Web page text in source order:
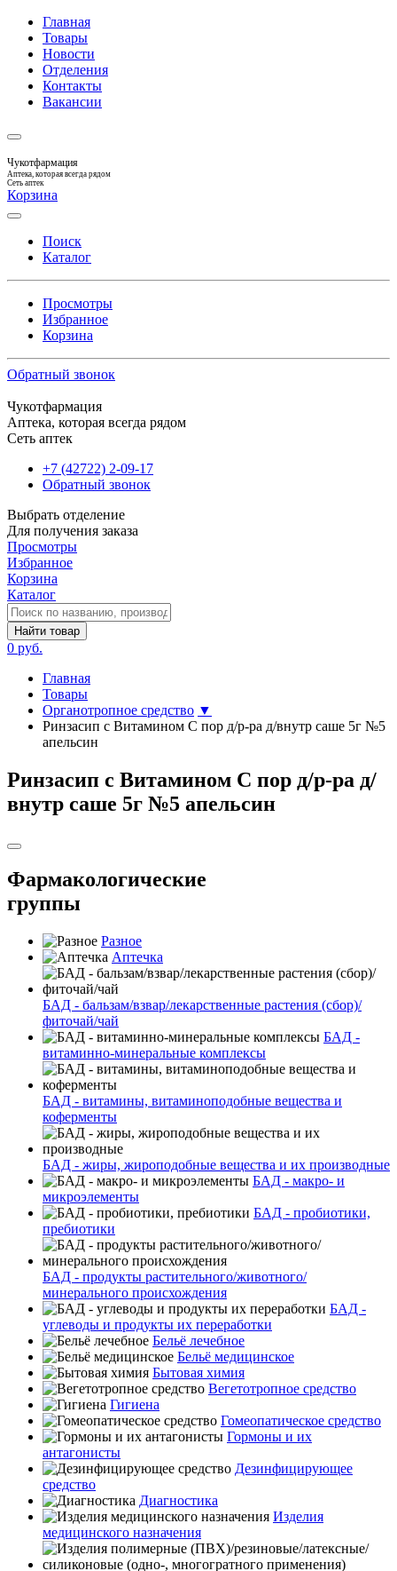
Главная
Товары
Новости
Отделения
Контакты
Вакансии
Чукотфармация
Аптека, которая всегда рядом
Сеть аптек
Корзина
Поиск
Каталог
Просмотры
Избранное
Корзина
Обратный звонок
Чукотфармация
Аптека, которая всегда рядом
Сеть аптек
+7 (42722) 2-09-17
Обратный звонок
Выбрать отделение
Для получения заказа
Просмотры
Избранное
Корзина
Каталог
Найти товар
0 руб.
Главная
Товары
Органотропное средство ▼
Ринзасип с Витамином С пор д/р-ра д/внутр саше 5г №5
апельсин
Ринзасип с Витамином С пор д/р-ра д/
внутр саше 5г №5 апельсин
Фармакологические
группы
Разное
Аптечка
БАД - бальзам/взвар/лекарственные растения (сбор)/
фиточай/чай
БАД -
витаминно-минеральные комплексы
БАД - витамины, витаминоподобные вещества и
коферменты
БАД - жиры, жироподобные вещества и их производные
БАД - макро- и
микроэлементы
БАД - пробиотики,
пребиотики
БАД - продукты растительного/животного/
минерального происхождения
БАД -
углеводы и продукты их переработки
Бельё лечебное
Бельё медицинское
Бытовая химия
Вегетотропное средство
Гигиена
Гомеопатическое средство
Гормоны и их
антагонисты
Дезинфицирующее
средство
Диагностика
Изделия
медицинского назначения